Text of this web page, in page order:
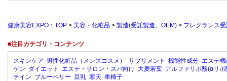
健康美容EXPO：TOP > 美容・化粧品 > 製造(受託製造、OEM) > フレグランス
■注目カテゴリ・コンテンツ
スキンケア 男性化粧品（メンズコスメ） サプリメント 機能性成分 エステ
ゲン ダイエット エステ・サロン・スパ向け 大麦若葉 アルファリポ酸(αリポ
テイン ブルーベリー 豆乳 寒天 車椅子